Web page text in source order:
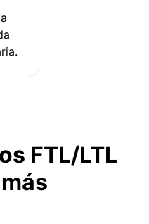
FTL/LTL